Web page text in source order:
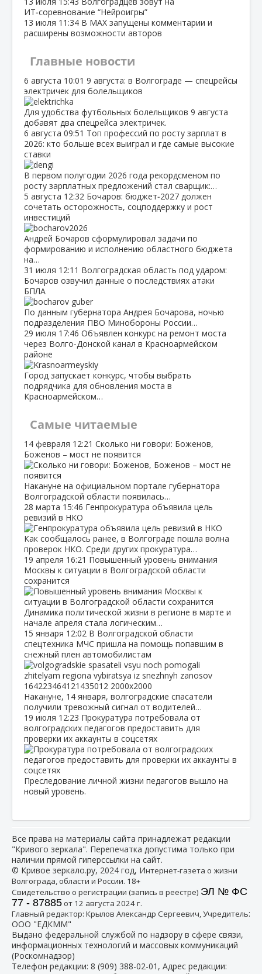
ИТ‑соревнование “Нейроигры”
13 июля 11:34 В МАХ запущены комментарии и
расширены возможности авторов
Главные новости
6 августа 10:01 9 августа: в Волгограде — спецрейсы
электричек для болельщиков
Для удобства футбольных болельщиков 9 августа
добавят два спецрейса электричек.
6 августа 09:51 Топ профессий по росту зарплат в
2026: кто больше всех выиграл и где самые высокие
ставки
В первом полугодии 2026 года рекордсменом по
росту зарплатных предложений стал сварщик:…
5 августа 12:32 Бочаров: бюджет‑2027 должен
сочетать осторожность, соцподдержку и рост
инвестиций
Андрей Бочаров сформулировал задачи по
формированию и исполнению областного бюджета
на…
31 июля 12:11 Волгоградская область под ударом:
Бочаров озвучил данные о последствиях атаки
БПЛА
По данным губернатора Андрея Бочарова, ночью
подразделения ПВО Минобороны России…
29 июля 17:46 Объявлен конкурс на ремонт моста
через Волго‑Донской канал в Красноармейском
районе
Город запускает конкурс, чтобы выбрать
подрядчика для обновления моста в
Красноармейском…
Самые читаемые
14 февраля 12:21 Сколько ни говори: Боженов,
Боженов – мост не появится
Накануне на официальном портале губернатора
Волгоградской области появилась…
28 марта 15:46 Генпрокуратура объявила цель
ревизий в НКО
Как сообщалось ранее, в Волгограде пошла волна
проверок НКО. Среди других прокуратура…
19 апреля 16:21 Повышенный уровень внимания
Москвы к ситуации в Волгоградской области
сохранится
Динамика политической жизни в регионе в марте и
начале апреля стала логическим…
15 января 12:02 В Волгоградской области
спецтехника МЧС пришла на помощь попавшим в
снежный плен автомобилистам
Накануне, 14 января, волгоградские спасатели
получили тревожный сигнал от водителей…
19 июля 12:23 Прокуратура потребовала от
волгоградских педагогов предоставить для
проверки их аккаунты в соцсетях
Преследование личной жизни педагогов вышло на
новый уровень.
Все права на материалы сайта принадлежат редакции
"Кривого зеркала". Перепечатка допустима только при
наличии прямой гиперссылки на сайт.
© Кривое зеркало.ру, 2024 год, Интернет-газета о жизни
Волгограда, области и России. 18+
Свидетельство о регистрации (запись в реестре) ЭЛ № ФС
77 - 87885от 12 августа 2024 г.
Главный редактор: Крылов Александр Сергеевич, Учредитель:
ООО "ЕДКММ"
Выдано федеральной службой по надзору в сфере связи,
информационных технологий и массовых коммуникаций
(Роскомнадзор)
Телефон редакции: 8 (909) 388-02-01 , Адрес редакции: